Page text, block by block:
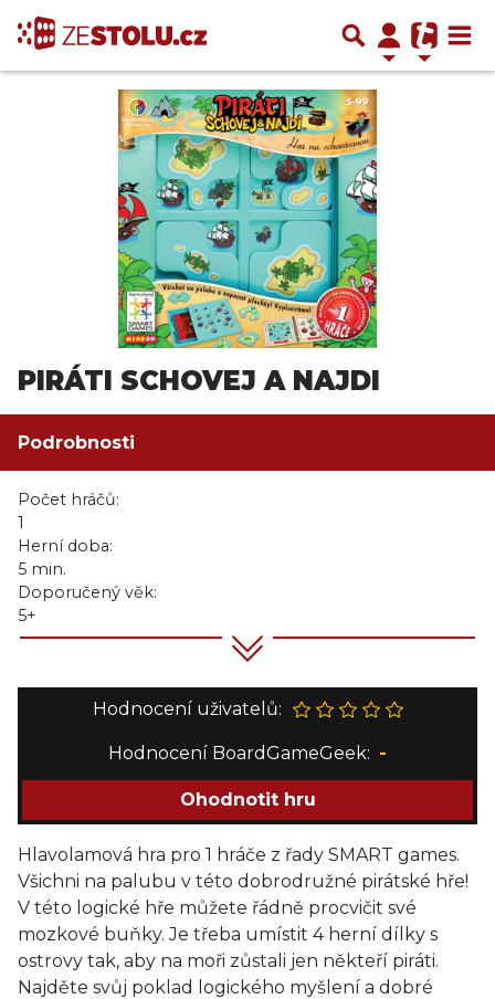
PIRÁTI SCHOVEJ A NAJDI
Podrobnosti
Počet hráčů:
1
Herní doba:
5 min.
Doporučený věk:
5+
Hodnocení uživatelů:
Hodnocení BoardGameGeek: -
Ohodnotit hru
Hlavolamová hra pro 1 hráče z řady SMART games.
Všichni na palubu v této dobrodružné pirátské hře!
V této logické hře můžete řádně procvičit své
mozkové buňky. Je třeba umístit 4 herní dílky s
ostrovy tak, aby na moři zůstali jen někteří piráti.
Najděte svůj poklad logického myšlení a dobré